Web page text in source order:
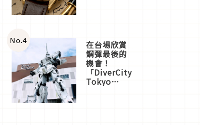
No.4 在台場欣賞
鋼彈最後的
機會！
「DiverCity
Tokyo